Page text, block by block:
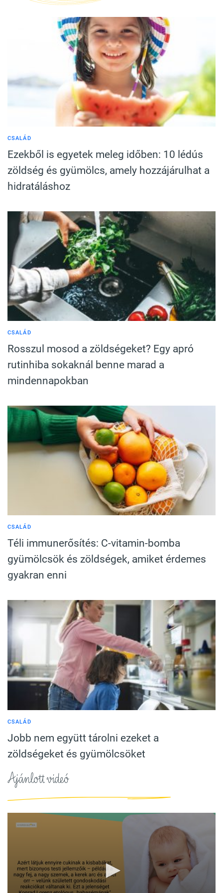
CSALÁD
Ezekből is egyetek meleg időben: 10 lédús
zöldség és gyümölcs, amely hozzájárulhat a
hidratáláshoz
CSALÁD
Rosszul mosod a zöldségeket? Egy apró
rutinhiba sokaknál benne marad a
mindennapokban
CSALÁD
Téli immunerősítés: C-vitamin-bomba
gyümölcsök és zöldségek, amiket érdemes
gyakran enni
CSALÁD
Jobb nem együtt tárolni ezeket a
zöldségeket és gyümölcsöket
Ajánlott videó